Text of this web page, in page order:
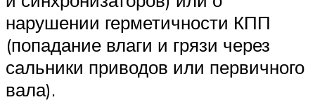
нарушении герметичности КПП
(попадание влаги и грязи через
сальники приводов или первичного
вала).